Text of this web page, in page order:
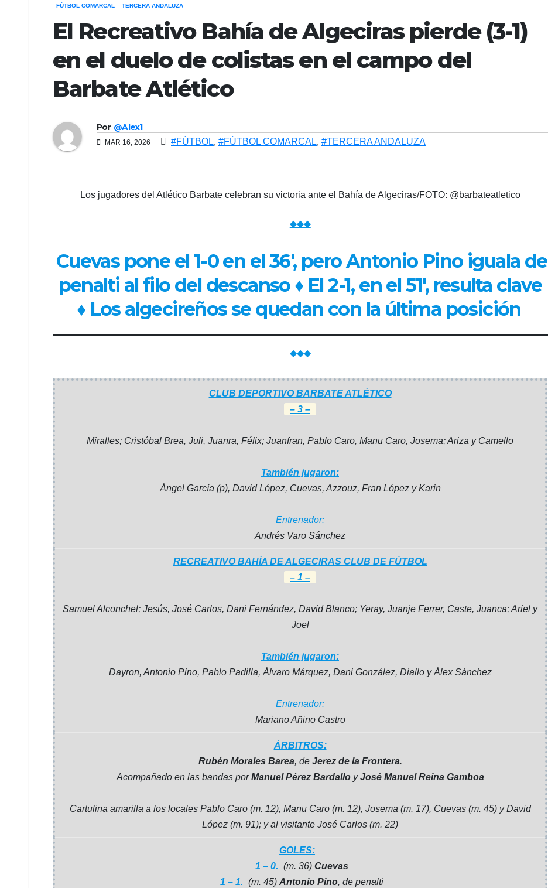
FÚTBOL COMARCAL TERCERA ANDALUZA
El Recreativo Bahía de Algeciras pierde (3-1)
en el duelo de colistas en el campo del
Barbate Atlético
Por @Alex1
MAR 16, 2026 #FÚTBOL, #FÚTBOL COMARCAL, #TERCERA ANDALUZA
Los jugadores del Atlético Barbate celebran su victoria ante el Bahía de Algeciras/FOTO: @barbateatletico
◆◆◆
Cuevas pone el 1-0 en el 36′, pero Antonio Pino iguala de
penalti al filo del descanso ♦ El 2-1, en el 51′, resulta clave
♦ Los algecireños se quedan con la última posición
◆◆◆
CLUB DEPORTIVO BARBATE ATLÉTICO
– 3 –
Miralles; Cristóbal Brea, Juli, Juanra, Félix; Juanfran, Pablo Caro, Manu Caro, Josema; Ariza y Camello
También jugaron:
Ángel García (p), David López, Cuevas, Azzouz, Fran López y Karin
Entrenador:
Andrés Varo Sánchez
RECREATIVO BAHÍA DE ALGECIRAS CLUB DE FÚTBOL
– 1 –
Samuel Alconchel; Jesús, José Carlos, Dani Fernández, David Blanco; Yeray, Juanje Ferrer, Caste, Juanca; Ariel y
Joel
También jugaron:
Dayron, Antonio Pino, Pablo Padilla, Álvaro Márquez, Dani González, Diallo y Álex Sánchez
Entrenador:
Mariano Añino Castro
ÁRBITROS:
Rubén Morales Barea, de Jerez de la Frontera.
Acompañado en las bandas porManuel Pérez BardalloyJosé Manuel Reina Gamboa
Cartulina amarilla a los locales Pablo Caro (m. 12), Manu Caro (m. 12), Josema (m. 17), Cuevas (m. 45) y David
López (m. 91); y al visitante José Carlos (m. 22)
GOLES:
1 – 0. (m. 36) Cuevas
1 – 1. (m. 45) Antonio Pino, de penalti